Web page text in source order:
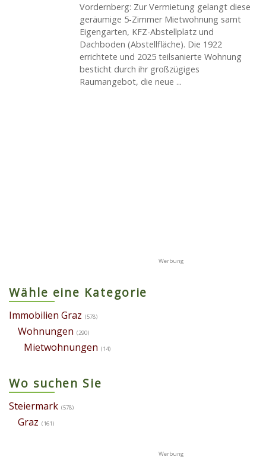
Vordernberg: Zur Vermietung gelangt diese
geräumige 5-Zimmer Mietwohnung samt
Eigengarten, KFZ-Abstellplatz und
Dachboden (Abstellfläche). Die 1922
errichtete und 2025 teilsanierte Wohnung
besticht durch ihr großzügiges
Raumangebot, die neue ...
Wähle eine Kategorie
Immobilien Graz (578)
Wohnungen (290)
Mietwohnungen (14)
Wo suchen Sie
Steiermark (578)
Graz (161)